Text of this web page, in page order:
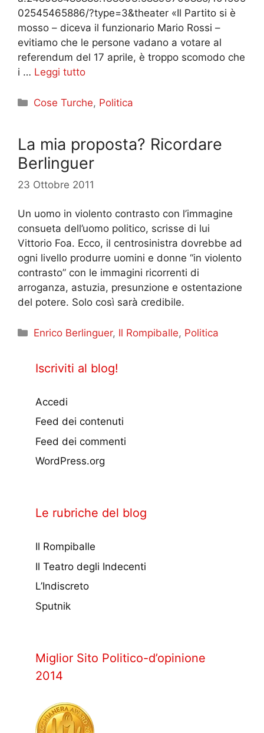
02545465886/?type=3&theater «Il Partito si è
mosso – diceva il funzionario Mario Rossi –
evitiamo che le persone vadano a votare al
referendum del 17 aprile, è troppo scomodo che
i … Leggi tutto
Categorie
Cose Turche, Politica
La mia proposta? Ricordare
Berlinguer
23 Ottobre 2011
Un uomo in violento contrasto con l’immagine
consueta dell’uomo politico, scrisse di lui
Vittorio Foa. Ecco, il centrosinistra dovrebbe ad
ogni livello produrre uomini e donne “in violento
contrasto” con le immagini ricorrenti di
arroganza, astuzia, presunzione e ostentazione
del potere. Solo così sarà credibile.
Categorie
Enrico Berlinguer, Il Rompiballe, Politica
Iscriviti al blog!
Accedi
Feed dei contenuti
Feed dei commenti
WordPress.org
Le rubriche del blog
Il Rompiballe
Il Teatro degli Indecenti
L’Indiscreto
Sputnik
Miglior Sito Politico-d’opinione
2014